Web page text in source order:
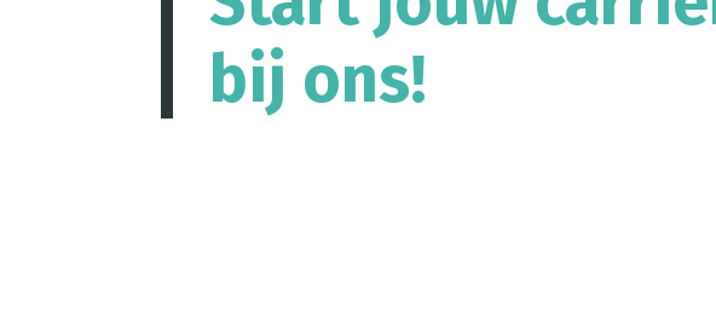
bij ons!